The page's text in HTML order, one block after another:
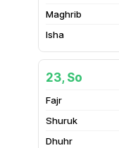
23, So